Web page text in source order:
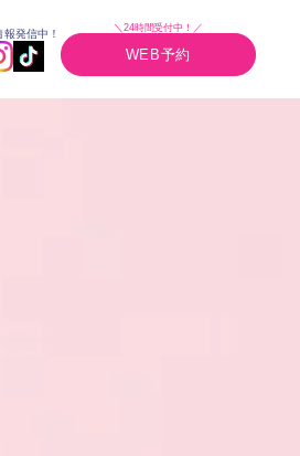
発信中！
＼24時間受付中！／
WEB予約